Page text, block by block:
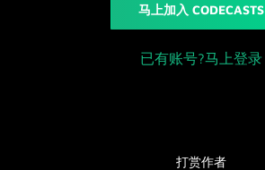
马上加入 CODECASTS
已有账号?马上登录
打赏作者